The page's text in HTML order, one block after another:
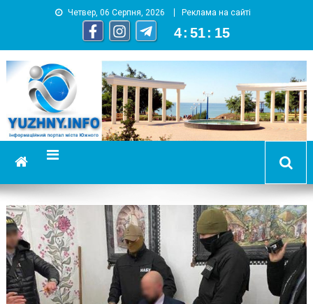
Четвер, 06 Серпня, 2026 Реклама на сайті
4 : 51 : 16
YUZHNY.INFO
информационный портал города Южный